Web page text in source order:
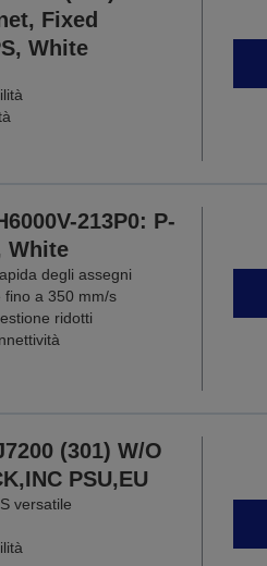
Fixed
White
213P0: P-
White
degli assegni
fino a 350 mm/s
ridotti
(301) W/O
PSU,EU
versatile